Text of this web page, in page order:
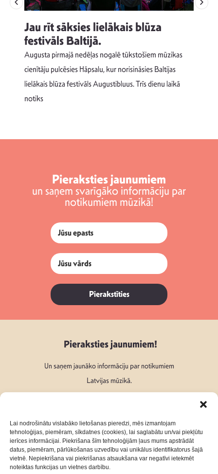
Lai nodrošinātu vislabāko lietošanas pieredzi, mēs izmantojam
tehnoloģijas, piemēram, sīkdatnes (cookies), lai saglabātu un/vai piekļūtu
ierīces informācijai. Piekrišana šīm tehnoloģijām ļaus mums apstrādāt
datus, piemēram, pārlūkošanas uzvedību vai unikālus identifikatorus šajā
vietnē. Nepiekrišana vai piekrišanas atsaukšana var negatīvi ietekmēt
noteiktas funkcijas un vietnes darbību.
Jau rīt sāksies lielākais blūza
festivāls Baltijā.
Augusta pirmajā nedēļas nogalē tūkstošiem mūzikas
cienītāju pulcēsies Hāpsalu, kur norisināsies Baltijas
lielākais blūza festivāls Augustibluus. Trīs dienu laikā
notiks
Pieraksties jaunumiem
un saņem svarīgāko informāciju par
notikumiem mūzikā!
Pierakstīties
Pieraksties jaunumiem!
Un saņem jaunāko informāciju par notikumiem
Latvijas mūzikā.
Seko mums: